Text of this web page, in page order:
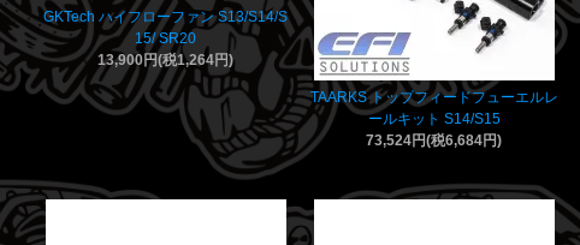
GKTech ハイフローファン S13/S14/S
15/ SR20
13,900円(税1,264円)
TAARKS トップフィードフューエルレ
ールキット S14/S15
73,524円(税6,684円)